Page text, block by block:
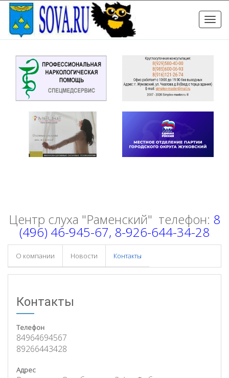
Toggle
Центр слуха "Раменский" телефон: 8
(496) 46-945-67, 8-926-644-34-28
О компании Новости Контакты
Контакты
Телефон
84964694567
89266443428
Адрес